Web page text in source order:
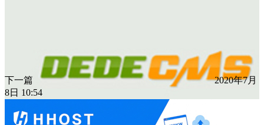
下一篇
2020年7月
8日 10:54